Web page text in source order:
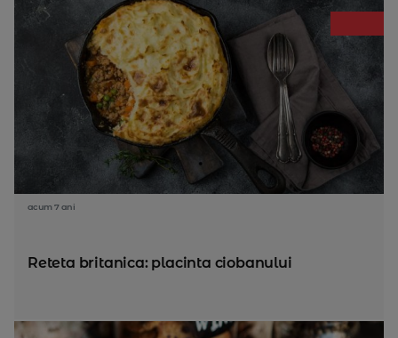
acum 7 ani
Reteta britanica: placinta ciobanului